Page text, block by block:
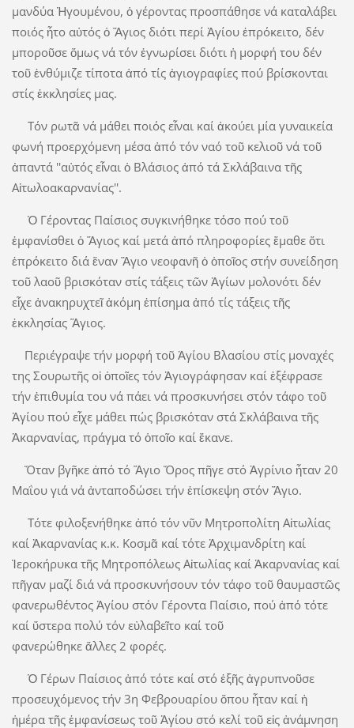
μανδύα Ἡγουμένου, ὁ γέροντας προσπάθησε νά καταλάβει
ποιός ἦτο αὐτός ὁ Ἅγιος διότι περί Ἁγίου ἐπρόκειτο, δέν
μποροῦσε ὅμως νά τόν ἐγνωρίσει διότι ἡ μορφή του δέν
τοῦ ἐνθύμιζε τίποτα ἀπό τίς ἁγιογραφίες πού βρίσκονται
στίς ἐκκλησίες μας.
Τόν ρωτᾶ νά μάθει ποιός εἶναι καί ἀκούει μία γυναικεία
φωνή προερχόμενη μέσα ἀπό τόν ναό τοῦ κελιοῦ νά τοῦ
ἁπαντά ''αὐτός εἶναι ὁ Βλάσιος ἀπό τά Σκλάβαινα τῆς
Αἰτωλοακαρνανίας''.
Ὁ Γέροντας Παίσιος συγκινήθηκε τόσο πού τοῦ
ἐμφανίσθει ὁ Ἅγιος καί μετά ἀπό πληροφορίες ἔμαθε ὅτι
ἐπρόκειτο διά ἕναν Ἅγιο νεοφανῆ ὁ ὁποῖος στήν συνείδηση
τοῦ λαοῦ βρισκόταν στίς τάξεις τῶν Ἁγίων μολονότι δέν
εἶχε ἀνακηρυχτεῖ ἀκόμη ἐπίσημα ἀπό τίς τάξεις τῆς
ἐκκλησίας Ἅγιος.
Περιέγραψε τήν μορφή τοῦ Ἁγίου Βλασίου στίς μοναχές
της Σουρωτῆς οἱ ὁποῖες τόν Ἁγιογράφησαν καί ἐξέφρασε
τήν ἐπιθυμία του νά πάει νά προσκυνήσει στόν τάφο τοῦ
Ἁγίου πού εἶχε μάθει πώς βρισκόταν στά Σκλάβαινα τῆς
Ἀκαρνανίας, πράγμα τό ὁποῖο καί ἔκανε.
Ὅταν βγῆκε ἀπό τό Ἅγιο Ὅρος πῆγε στό Ἀγρίνιο ἦταν 20
Μαΐου γιά νά ἀνταποδώσει τήν ἐπίσκεψη στόν Ἅγιο.
Τότε φιλοξενήθηκε ἀπό τόν νῦν Μητροπολίτη Αἰτωλίας
καί Ἀκαρνανίας κ.κ. Κοσμᾶ καί τότε Ἀρχιμανδρίτη καί
Ἱεροκήρυκα τῆς Μητροπόλεως Αἰτωλίας καί Ἀκαρνανίας καί
πῆγαν μαζί διά νά προσκυνήσουν τόν τάφο τοῦ θαυμαστῶς
φανερωθέντος Ἁγίου στόν Γέροντα Παίσιο, πού ἀπό τότε
καί ὕστερα πολύ τόν εὐλαβεῖτο καί τοῦ
φανερώθηκε ἄλλες 2 φορές.
Ὁ Γέρων Παίσιος ἀπό τότε καί στό ἑξῆς ἀγρυπνοῦσε
προσευχόμενος τήν 3η Φεβρουαρίου ὅπου ἦταν καί ἡ
ἡμέρα τῆς ἐμφανίσεως τοῦ Ἁγίου στό κελί τοῦ εἰς ἀνάμνηση